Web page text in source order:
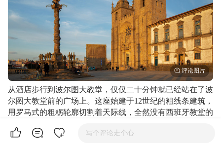
从酒店步行到波尔图大教堂，仅仅二十分钟就已经站在了波
尔图大教堂前的广场上。这座始建于12世纪的粗线条建筑，
用罗马式的粗粝轮廓切割着天际线，全然没有西班牙教堂的
一股葡萄牙特有的执拗，坚定中又透露着沉稳
写个评论走个心